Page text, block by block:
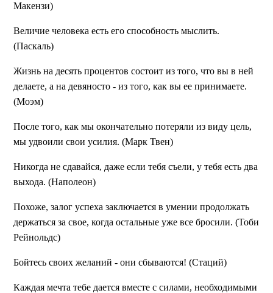
Макензи)
Величие человека есть его способность мыслить.
(Паскаль)
Жизнь на десять процентов состоит из того, что вы в ней
делаете, а на девяносто - из того, как вы ее принимаете.
(Моэм)
После того, как мы окончательно потеряли из виду цель,
мы удвоили свои усилия. (Марк Твен)
Никогда не сдавайся, даже если тебя съели, у тебя есть два
выхода. (Наполеон)
Похоже, залог успеха заключается в умении продолжать
держаться за свое, когда остальные уже все бросили. (Тоби
Рейнольдс)
Бойтесь своих желаний - они сбываются! (Стаций)
Каждая мечта тебе дается вместе с силами, необходимыми